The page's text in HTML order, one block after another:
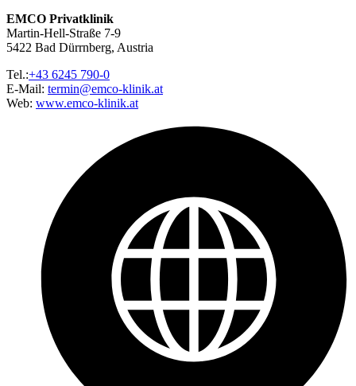
EMCO Privatklinik
Martin-Hell-Straße 7-9
5422 Bad Dürrnberg, Austria
Tel.:+43 6245 790-0
E-Mail: termin@emco-klinik.at
Web: www.emco-klinik.at